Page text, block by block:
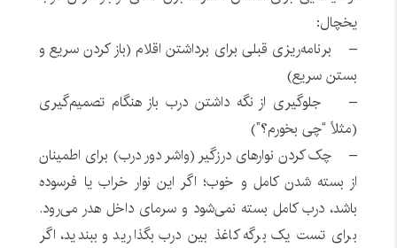
یخچال:
– برنامه‌ریزی قبلی برای برداشتن اقلام (باز کردن سریع و
بستن سریع)
– جلوگیری از نگه داشتن درب باز هنگام تصمیم‌گیری
(مثلاً “چی بخورم؟”)
– چک کردن نوارهای درزگیر (واشر دور درب) برای اطمینان
از بسته شدن کامل و خوب؛ اگر این نوار خراب یا فرسوده
باشد، درب کامل بسته نمی‌شود و سرمای داخل هدر می‌رود.
برای تست یک برگه کاغذ بین درب بگذارید و ببندید، اگر